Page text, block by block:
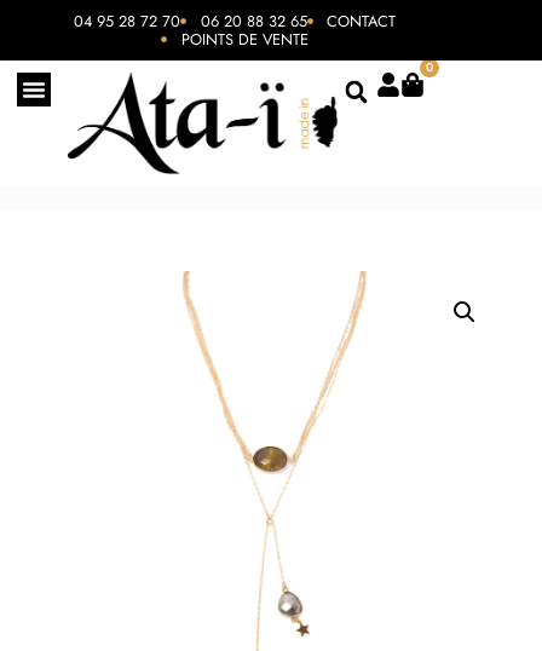
04 95 28 72 70 06 20 88 32 65 CONTACT
POINTS DE VENTE
0